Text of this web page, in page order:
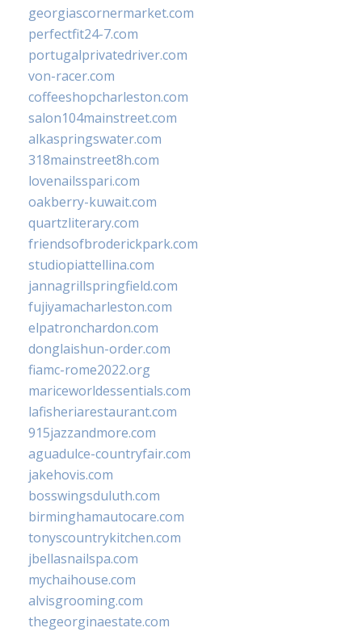
georgiascornermarket.com
perfectfit24-7.com
portugalprivatedriver.com
von-racer.com
coffeeshopcharleston.com
salon104mainstreet.com
alkaspringswater.com
318mainstreet8h.com
lovenailsspari.com
oakberry-kuwait.com
quartzliterary.com
friendsofbroderickpark.com
studiopiattellina.com
jannagrillspringfield.com
fujiyamacharleston.com
elpatronchardon.com
donglaishun-order.com
fiamc-rome2022.org
mariceworldessentials.com
lafisheriarestaurant.com
915jazzandmore.com
aguadulce-countryfair.com
jakehovis.com
bosswingsduluth.com
birminghamautocare.com
tonyscountrykitchen.com
jbellasnailspa.com
mychaihouse.com
alvisgrooming.com
thegeorginaestate.com